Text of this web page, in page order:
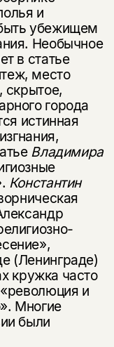
и
убежищем
Необычное
в статье
место
скрытое,
города
истинная
Владимира
Константин
(Ленинграде)
кружка часто
и
Многие
были